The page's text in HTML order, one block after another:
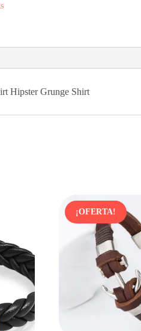
Hipster Grunge Shirt
¡OFERTA!